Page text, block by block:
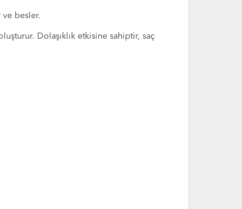
ve besler.
Dolaşıklık etkisine sahiptir, saç